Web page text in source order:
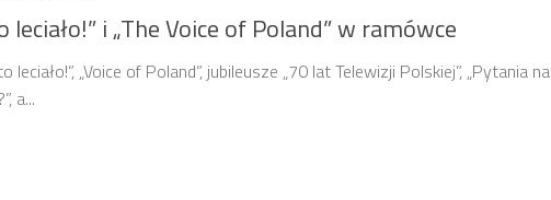
leciało!” i „The Voice of Poland” w ramówce
leciało!”, „Voice of Poland”, jubileusze „70 lat Telewizji Polskiej”, „Pytania na
a...